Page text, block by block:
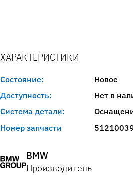
ХАРАКТЕРИСТИКИ
Состояние:
Новое
Доступность:
Нет в
Система детали:
Номер запчасти
BMW
Производитель